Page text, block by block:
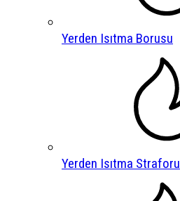
Yerden Isıtma Borusu
Yerden Isıtma Straforu